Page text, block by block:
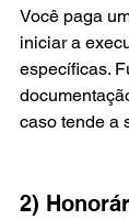
Você paga
iniciar a
específicas.
caso tende a
2)